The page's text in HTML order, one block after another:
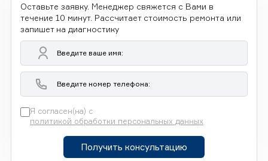
Оставьте заявку. Менеджер свяжется с Вами в
течение 10 минут. Рассчитает стоимость ремонта или
запишет на диагностику
Я согласен(на) с
политикой обработки персональных данных
Получить консультацию